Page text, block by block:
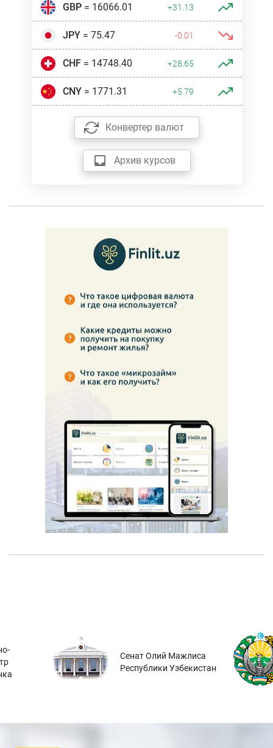
GBP= 16066.01 +31.13
JPY= 75.47 -0.01
CHF= 14748.40 +28.65
CNY= 1771.31 +5.79
Конвертер валют
Архив курсов
Сенат Олий Мажлиса
Республики Узбекистан